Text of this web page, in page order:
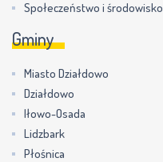
Społeczeństwo i środowisko
Gminy
Miasto Działdowo
Działdowo
Iłowo-Osada
Lidzbark
Płośnica